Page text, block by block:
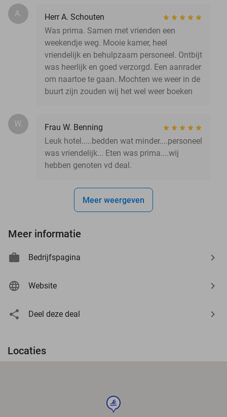
A.
Herr A. Schouten
Was prima. Samen met vrienden een
weekendje weg. Mooie kamer, heel
vriendelijk en behulpzaam personeel. Ontbijt
was heerlijk en goed verzorgd. Een aanrader
om naartoe te gaan. Mochten we weer in de
buurt zijn zouden wij het wel weer boeken
W.
Frau W. Benning
Leuk hotel.....bedden wat minder....personeel
was vriendelijk... Eten was prima....wij
hebben genoten vd deal.
Meer weergeven
Meer informatie
Bedrijfspagina
Website
Deel deze deal
Locaties
sport